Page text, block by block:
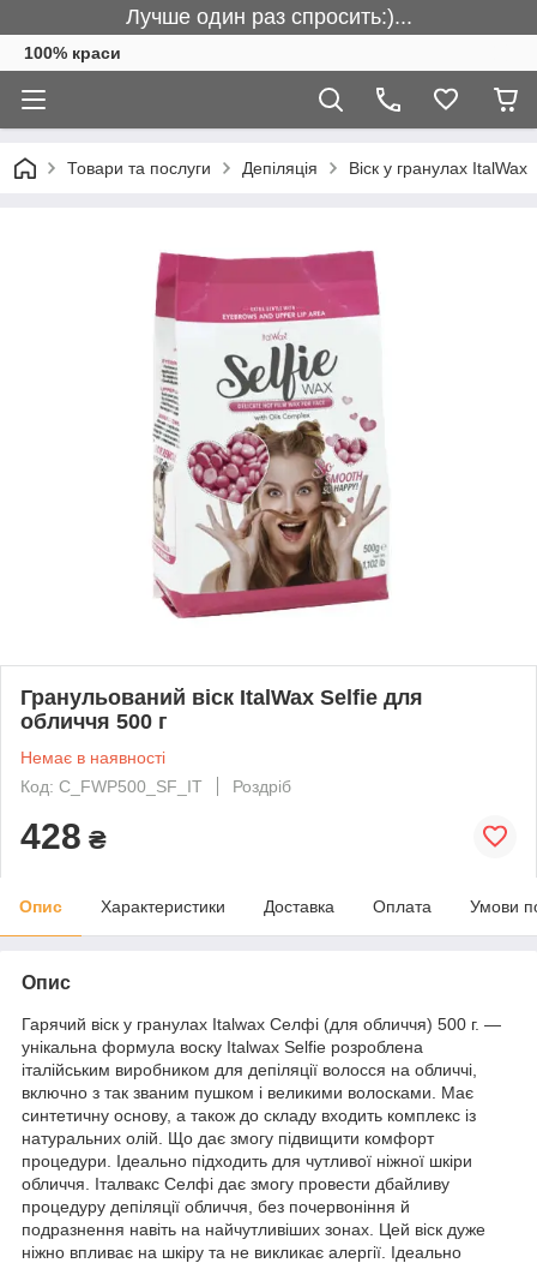
Лучше один раз спросить:)...
100% краси
Товари та послуги Депіляція Віск у гранулах ItalWax
Гранульований віск ItalWax Selfie для
обличчя 500 г
Немає в наявності
Код: C_FWP500_SF_IT
Роздріб
428 ₴
Опис Характеристики Доставка Оплата Умови
Опис
Гарячий віск у гранулах Italwax Селфі (для обличчя) 500 г. —
унікальна формула воску Italwax Selfie розроблена
італійським виробником для депіляції волосся на обличчі,
включно з так званим пушком і великими волосками. Має
синтетичну основу, а також до складу входить комплекс із
натуральних олій. Що дає змогу підвищити комфорт
процедури. Ідеально підходить для чутливої ніжної шкіри
обличчя. Італвакс Селфі дає змогу провести дбайливу
процедуру депіляції обличчя, без почервоніння й
подразнення навіть на найчутливіших зонах. Цей віск дуже
ніжно впливає на шкіру та не викликає алергії. Ідеально